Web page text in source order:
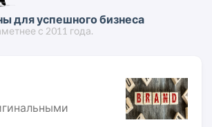
для успешного бизнеса
с 2011 года.